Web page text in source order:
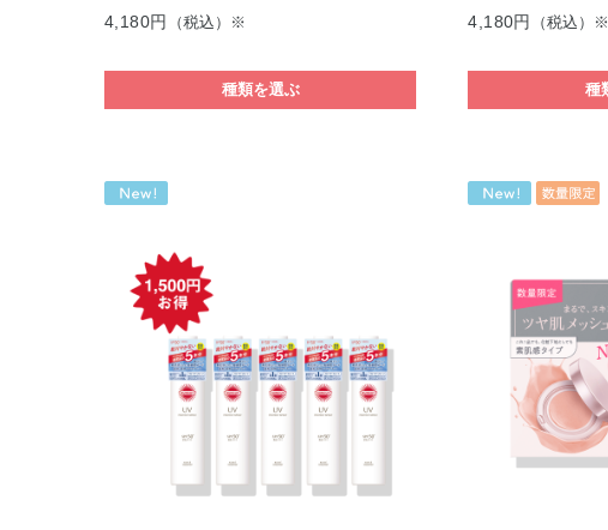
4,180円 （税込）※
種類を選ぶ
4,180円 （税込）※
種